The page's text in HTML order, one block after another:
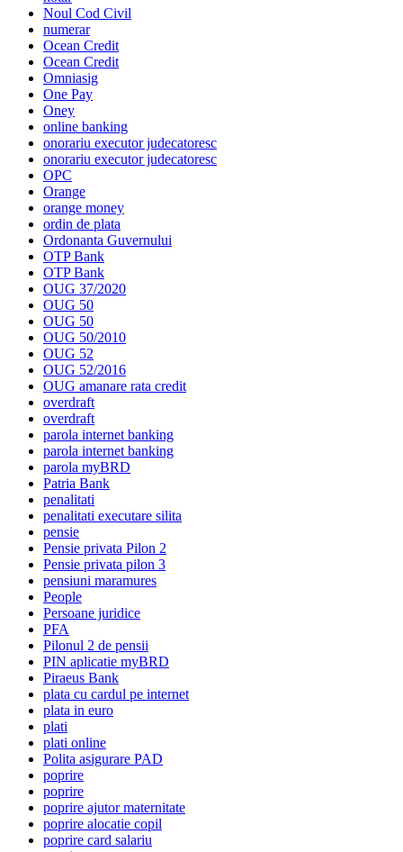
Noul Cod Civil
numerar
Ocean Credit
Ocean Credit
Omniasig
One Pay
Oney
online banking
onorariu executor judecatoresc
onorariu executor judecatoresc
OPC
Orange
orange money
ordin de plata
Ordonanta Guvernului
OTP Bank
OTP Bank
OUG 37/2020
OUG 50
OUG 50
OUG 50/2010
OUG 52
OUG 52/2016
OUG amanare rata credit
overdraft
overdraft
parola internet banking
parola internet banking
parola myBRD
Patria Bank
penalitati
penalitati executare silita
pensie
Pensie privata Pilon 2
Pensie privata pilon 3
pensiuni maramures
People
Persoane juridice
PFA
Pilonul 2 de pensii
PIN aplicatie myBRD
Piraeus Bank
plata cu cardul pe internet
plata in euro
plati
plati online
Polita asigurare PAD
poprire
poprire
poprire ajutor maternitate
poprire alocatie copil
poprire card salariu